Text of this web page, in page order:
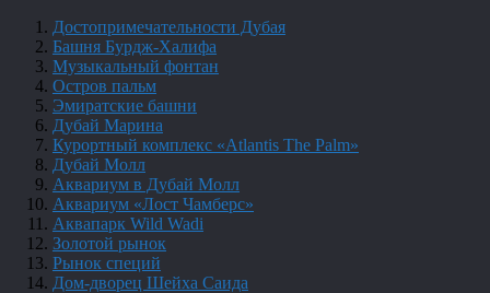
Достопримечательности Дубая
Башня Бурдж-Халифа
Музыкальный фонтан
Остров пальм
Эмиратские башни
Дубай Марина
Курортный комплекс «Atlantis The Palm»
Дубай Молл
Аквариум в Дубай Молл
Аквариум «Лост Чамберс»
Аквапарк Wild Wadi
Золотой рынок
Рынок специй
Дом-дворец Шейха Саида